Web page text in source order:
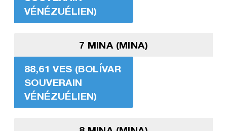
VÉNÉZUÉLIEN)
7 MINA (MINA)
88,61 VES (BOLÍVAR
SOUVERAIN
VÉNÉZUÉLIEN)